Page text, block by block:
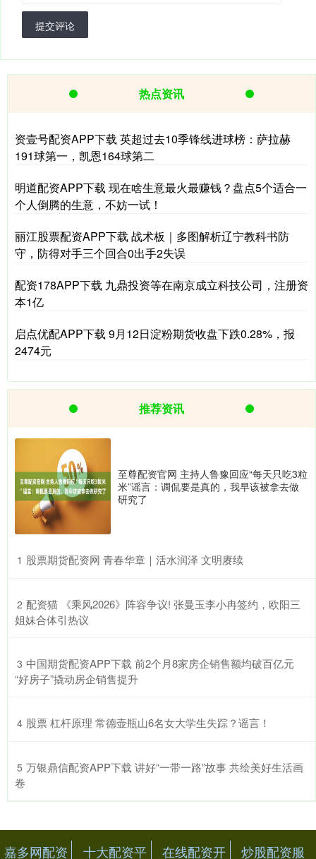
提交评论
热点资讯
资壹号配资APP下载 英超过去10季锋线进球榜：萨拉赫
191球第一，凯恩164球第二
明道配资APP下载 现在啥生意最火最赚钱？盘点5个适合一
个人倒腾的生意，不妨一试！
丽江股票配资APP下载 战术板｜多图解析辽宁教科书防
守，防得对手三个回合0出手2失误
配资178APP下载 九鼎投资等在南京成立科技公司，注册资
本1亿
启点优配APP下载 9月12日淀粉期货收盘下跌0.28%，报
2474元
推荐资讯
至尊配资官网 主持人鲁豫回应“每天只吃3粒
米”谣言：调侃要是真的，我早该被拿去做
研究了
1 ​股票期货配资网 青春华章｜活水润泽 文明赓续
2 ​配资猫 《乘风2026》阵容争议! 张曼玉李小冉签约，欧阳三
姐妹合体引热议
3 ​中国期货配资APP下载 前2个月8家房企销售额均破百亿元
“好房子”撬动房企销售提升
4 ​股票 杠杆原理 常德壶瓶山6名女大学生失踪？谣言！
5 ​万银鼎信配资APP下载 讲好“一带一路”故事 共绘美好生活画
卷
嘉多网配资 十大配资平 在线配资开 炒股配资服